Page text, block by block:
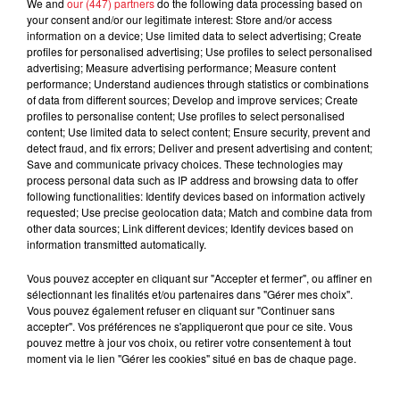
souhaitez l'afficher, merci de nous donner votre accord
en cliquant sur le bouton ci-dessous.
Afficher l'élément
LES DERNIÈRES NEWS Voir plus
Jay-Z se bat contre la grand-mère
d'un homme prétendant être son fils
Cassie met fin à une ex-escorte
masculine dans sa bataille...
We and our (447) partnersdo the following data processing based on
your consent and/or our legitimate interest: Store and/or access
information on a device; Use limited data to select advertising; Create
profiles for personalised advertising; Use profiles to select personalised
advertising; Measure advertising performance; Measure content
performance; Understand audiences through statistics or combinations
of data from different sources; Develop and improve services; Create
profiles to personalise content; Use profiles to select personalised
content; Use limited data to select content; Ensure security, prevent and
detect fraud, and fix errors; Deliver and present advertising and content;
Save and communicate privacy choices. These technologies may
process personal data such as IP address and browsing data to offer
following functionalities: Identify devices based on information actively
requested; Use precise geolocation data; Match and combine data from
other data sources; Link different devices; Identify devices based on
information transmitted automatically.
Vous pouvez accepter en cliquant sur "Accepter et fermer", ou affiner en
sélectionnant les finalités et/ou partenaires dans "Gérer mes choix".
Vous pouvez également refuser en cliquant sur "Continuer sans
accepter". Vos préférences ne s'appliqueront que pour ce site. Vous
pouvez mettre à jour vos choix, ou retirer votre consentement à tout
moment via le lien "Gérer les cookies" situé en bas de chaque page.